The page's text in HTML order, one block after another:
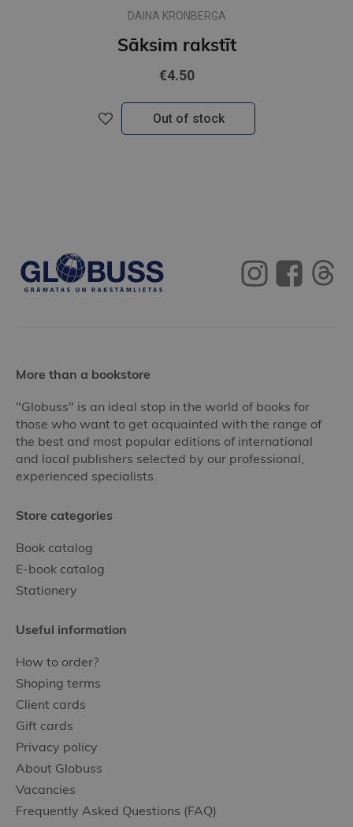
DAINA KRONBERGA
Sāksim rakstīt
€4.50
Out of stock
More than a bookstore
"Globuss" is an ideal stop in the world of books for
those who want to get acquainted with the range of
the best and most popular editions of international
and local publishers selected by our professional,
experienced specialists.
Store categories
Book catalog
E-book catalog
Stationery
Useful information
How to order?
Shoping terms
Client cards
Gift cards
Privacy policy
About Globuss
Vacancies
Frequently Asked Questions (FAQ)